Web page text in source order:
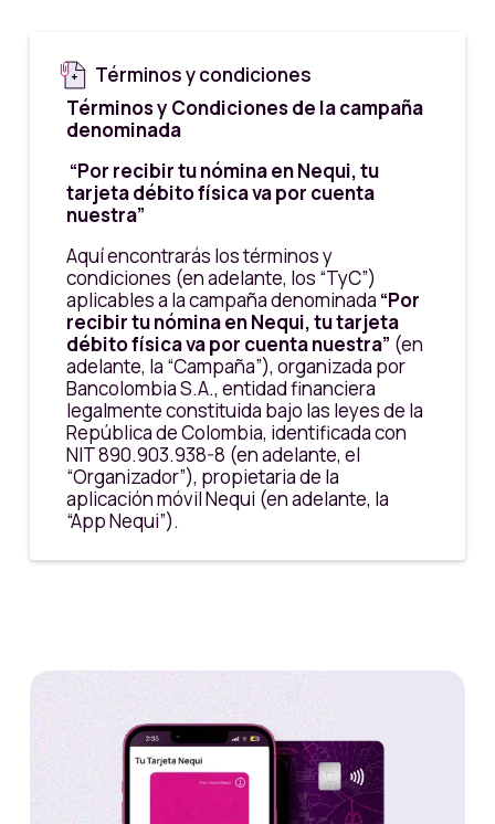
Términos y condiciones
Términos y Condiciones de la campaña
denominada
“Por recibir tu nómina en Nequi, tu
tarjeta débito física va por cuenta
nuestra”
Aquí encontrarás los términos y
condiciones (en adelante, los “TyC”)
aplicables a la campaña denominada “Por
recibir tu nómina en Nequi, tu tarjeta
débito física va por cuenta nuestra” (en
adelante, la “Campaña”), organizada por
Bancolombia S.A., entidad financiera
legalmente constituida bajo las leyes de la
República de Colombia, identificada con
NIT 890.903.938-8 (en adelante, el
“Organizador”), propietaria de la
aplicación móvil Nequi (en adelante, la
“App Nequi”).
Estas son las reglas que aplicarán a la
que lo hace voluntariamente, y que
conoce y acepta todas las condiciones y
limitaciones establecidas en este
documento. La participación implica el
conocimiento y la aceptación de estos